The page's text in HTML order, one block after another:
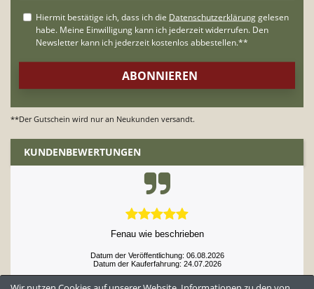
**Der Gutschein wird nur an Neukunden versandt.
KUNDENBEWERTUNGEN
super Qualität - super Kundenservice - schnelle Lieferung -
Datum der Veröffentlichung: 06.08.2026
Datum der Kauferfahrung: 24.07.2026